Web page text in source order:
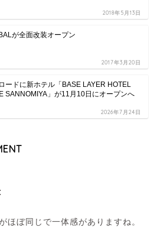
2018年5月13日
が全面改装オープン
2017年3月20日
ードに新ホテル「BASE LAYER HOTEL
SANNOMIYA」が11月10日にオープンへ
2026年7月24日
ほぼ同じで一体感がありますね。